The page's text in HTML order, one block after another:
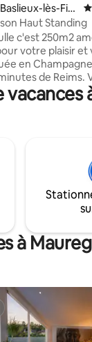
lès-Fis
Haut Standing
c'est 250m2
votre plaisir et
en
de Reims. Vous y
à thème avec
à Netflix,
intérieure
jacuzzi à 38
depuis
à